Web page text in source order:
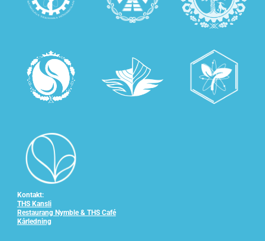
Kontakt:
THS Kansli
Restaurang Nymble & THS Café
Kårledning